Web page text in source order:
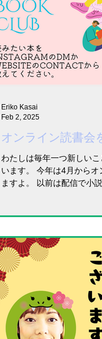
オンライン読書会
わたしは毎年一つ新しいこ
います。 今年は4月から
ますよ。 以前は配信で小
よりも、 本の内容から受
とを、 みなさんと共有す
Eriko Kasai
Feb 2, 2025